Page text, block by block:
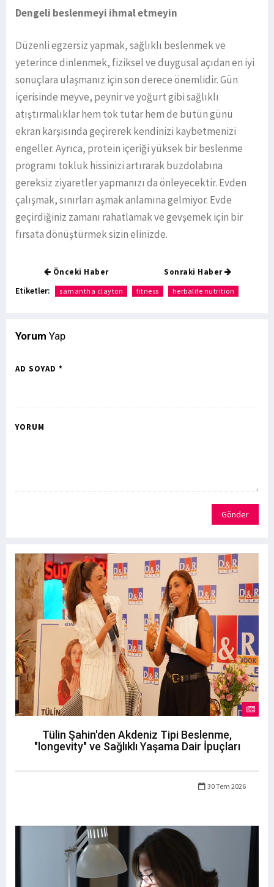
Dengeli beslenmeyi ihmal etmeyin
Düzenli egzersiz yapmak, sağlıklı beslenmek ve
yeterince dinlenmek, fiziksel ve duygusal açıdan en iyi
sonuçlara ulaşmanız için son derece önemlidir. Gün
içerisinde meyve, peynir ve yoğurt gibi sağlıklı
atıştırmalıklar hem tok tutar hem de bütün günü
ekran karşısında geçirerek kendinizi kaybetmenizi
engeller. Ayrıca, protein içeriği yüksek bir beslenme
programı tokluk hissinizi artırarak buzdolabına
gereksiz ziyaretler yapmanızı da önleyecektir. Evden
çalışmak, sınırları aşmak anlamına gelmiyor. Evde
geçirdiğiniz zamanı rahatlamak ve gevşemek için bir
fırsata dönüştürmek sizin elinizde.
Önceki Haber Sonraki Haber
Etiketler: samantha clayton fitness herbalife nutrition
Yorum Yap
AD SOYAD *
YORUM
Gönder
Tülin Şahin'den Akdeniz Tipi Beslenme,
"longevity" ve Sağlıklı Yaşama Dair İpuçları
30 Tem 2026